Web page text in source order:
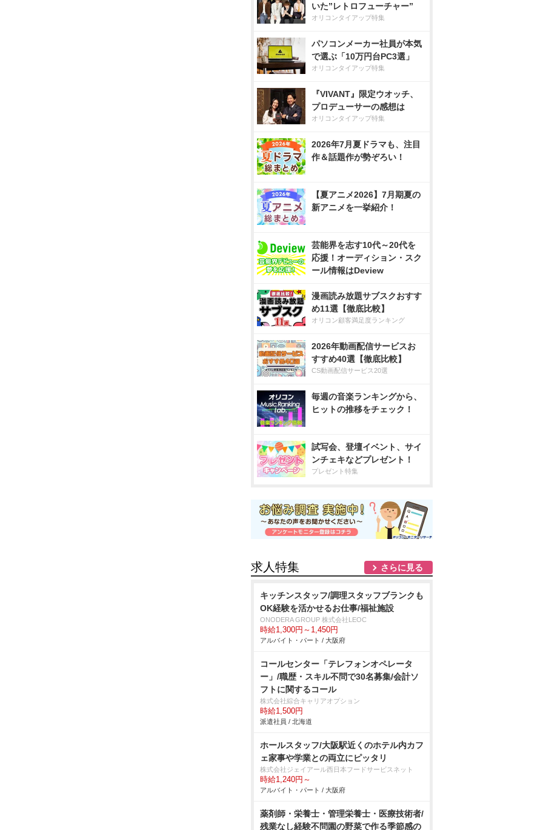
いた”レトロフューチャー”
オリコンタイアップ特集
パソコンメーカー社員が本気
で選ぶ「10万円台PC3選」
オリコンタイアップ特集
『VIVANT』限定ウオッチ、
プロデューサーの感想は
オリコンタイアップ特集
2026年7月夏ドラマも、注目
作＆話題作が勢ぞろい！
【夏アニメ2026】7月期夏の
新アニメを一挙紹介！
芸能界を志す10代～20代を
応援！オーディション・スク
ール情報はDeview
漫画読み放題サブスクおすす
め11選【徹底比較】
オリコン顧客満足度ランキング
2026年動画配信サービスお
すすめ40選【徹底比較】
CS動画配信サービス20選
毎週の音楽ランキングから、
ヒットの推移をチェック！
試写会、登壇イベント、サイ
ンチェキなどプレゼント！
プレゼント特集
求人特集 さらに見る
キッチンスタッフ/調理スタッフブランクも
OK経験を活かせるお仕事/福祉施設
ONODERA GROUP 株式会社LEOC
時給1,300円～1,450円
アルバイト・パート / 大阪府
コールセンター「テレフォンオペレータ
ー」/職歴・スキル不問で30名募集/会計ソ
フトに関するコール
株式会社綜合キャリアオプション
時給1,500円
派遣社員 / 北海道
ホールスタッフ/大阪駅近くのホテル内カフ
ェ家事や学業との両立にピッタリ
株式会社ジェイアール西日本フードサービスネット
時給1,240円～
アルバイト・パート / 大阪府
薬剤師・栄養士・管理栄養士・医療技術者/
残業なし経験不問園の野菜で作る季節感の